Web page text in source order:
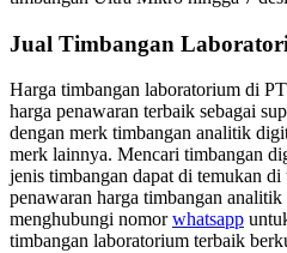
Jual Timbangan
Harga timbangan laboratorium di
harga penawaran terbaik sebagai
dengan merk timbangan analitik
merk lainnya. Mencari timbangan
jenis timbangan dapat di temukan
penawaran harga timbangan
menghubungi nomorwhatsapp
timbangan laboratorium terbaik